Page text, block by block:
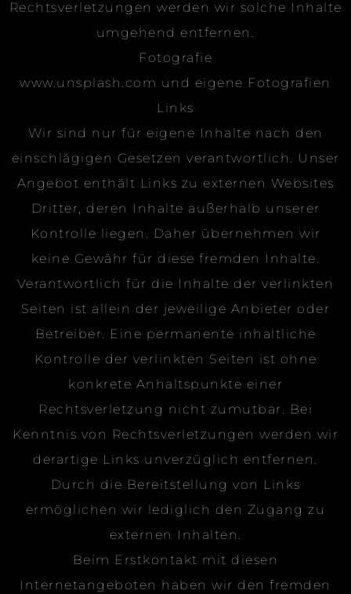
Rechtsverletzungen werden wir solche Inhalte
umgehend entfernen.
Fotografie
www.unsplash.com und eigene Fotografien
Links
Wir sind nur für eigene Inhalte nach den
einschlägigen Gesetzen verantwortlich. Unser
Angebot enthält Links zu externen Websites
Dritter, deren Inhalte außerhalb unserer
Kontrolle liegen. Daher übernehmen wir
keine Gewähr für diese fremden Inhalte.
Verantwortlich für die Inhalte der verlinkten
Seiten ist allein der jeweilige Anbieter oder
Betreiber. Eine permanente inhaltliche
Kontrolle der verlinkten Seiten ist ohne
konkrete Anhaltspunkte einer
Rechtsverletzung nicht zumutbar. Bei
Kenntnis von Rechtsverletzungen werden wir
derartige Links unverzüglich entfernen.
Durch die Bereitstellung von Links
ermöglichen wir lediglich den Zugang zu
externen Inhalten.
Beim Erstkontakt mit diesen
Internetangeboten haben wir den fremden